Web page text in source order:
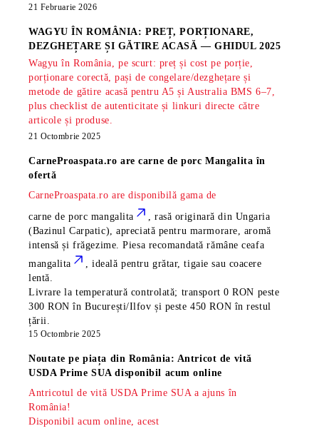
21 Februarie 2026
WAGYU ÎN ROMÂNIA: PREȚ, PORȚIONARE,
DEZGHEȚARE ȘI GĂTIRE ACASĂ — GHIDUL 2025
Wagyu în România, pe scurt: preț și cost pe porție,
porționare corectă, pași de congelare/dezghețare și
metode de gătire acasă pentru A5 și Australia BMS 6–7,
plus checklist de autenticitate și linkuri directe către
articole și produse.
21 Octombrie 2025
CarneProaspata.ro arecarne de porc Mangalita în
ofertă
CarneProaspata.ro are disponibilă gama de
carne de porc mangalita
, rasă originară din Ungaria
(Bazinul Carpatic), apreciată pentru marmorare, aromă
intensă și frăgezime. Piesa recomandată rămâneceafa
mangalita
, ideală pentru grătar, tigaie sau coacere
lentă.
Livrare la temperatură controlată; transport 0 RON peste
300 RON în București/Ilfov și peste 450 RON în restul
țării.
15 Octombrie 2025
Noutate pe piața din România: Antricot de vită
USDA Prime SUA disponibil acum online
Antricotul de vită USDA Prime SUA a ajuns în
România!
Disponibil acum online, acest